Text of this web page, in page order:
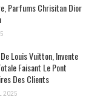
Parfums Chrisitan Dior
Louis Vuitton, Invente
Faisant Le Pont
Des Clients
2025